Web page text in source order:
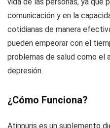
comunicación y en la
cotidianas de manera
pueden empeorar con el
problemas de salud como el
depresión.
¿Cómo Funciona?
Atinnuris es un suplemento